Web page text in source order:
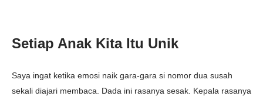
Setiap Anak Kita Itu Unik
Saya ingat ketika emosi naik gara-gara si nomor dua susah
sekali diajari membaca. Dada ini rasanya sesak. Kepala rasanya